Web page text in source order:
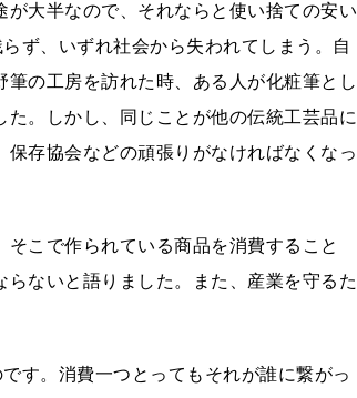
大半なので、それならと使い捨ての安い
ず、いずれ社会から失われてしまう。自
の工房を訪れた時、ある人が化粧筆とし
。しかし、同じことが他の伝統工芸品に
存協会などの頑張りがなければなくなっ
こで作られている商品を消費すること
ないと語りました。また、産業を守るた
す。消費一つとってもそれが誰に繋がっ